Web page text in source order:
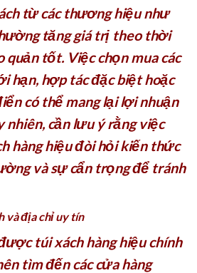
từ các thương hiệu như
tăng giá trị theo thời
quản tốt. Việc chọn mua các
hạn, hợp tác đặc biệt hoặc
có thể mang lại lợi nhuận
nhiên, cần lưu ý rằng việc
hàng hiệu đòi hỏi kiến thức
và sự cẩn trọng để tránh
và địa chỉ uy tín
túi xách hàng hiệu chính
tìm đến các cửa hàng